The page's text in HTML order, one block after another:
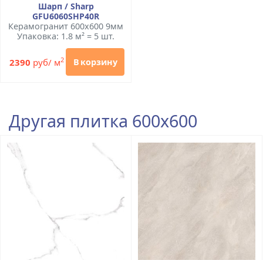
Шарп / Sharp
GFU6060SHP40R
Керамогранит 600x600 9мм
Упаковка: 1.8 м² = 5 шт.
2390 руб/ м2 В корзину
Другая плитка 600x600